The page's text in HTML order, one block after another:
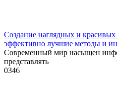
Создание наглядных и
эффективно лучшие методы и
Современный мир насыщен
представлять
0346